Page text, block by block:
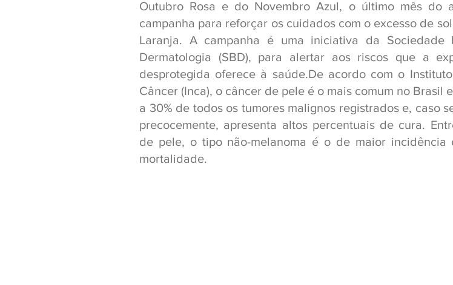
Outubro Rosa e do Novembro Azul, o último mês do
campanha para reforçar os cuidados com o excesso de
Laranja. A campanha é uma iniciativa da Sociedade
Dermatologia (SBD), para alertar aos riscos que a
desprotegida oferece à saúde.De acordo com o
Câncer (Inca), o câncer de pele é o mais comum no Brasil
a 30% de todos os tumores malignos registrados e, caso
precocemente, apresenta altos percentuais de cura.
de pele, o tipo não-melanoma é o de maior incidência
mortalidade.